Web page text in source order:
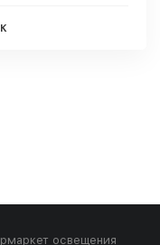
освещения